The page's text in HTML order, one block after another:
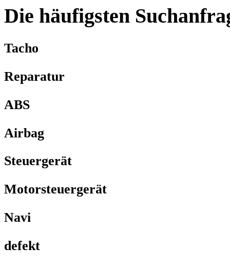
Die häufigsten
Tacho
Reparatur
ABS
Airbag
Steuergerät
Motorsteuergerät
Navi
defekt